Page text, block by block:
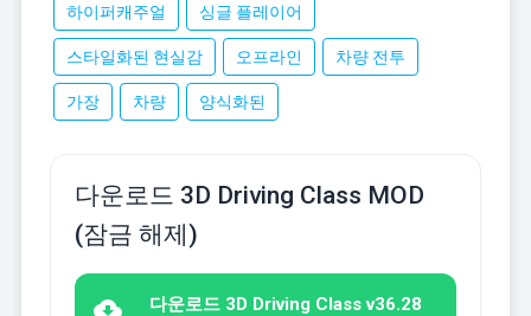
하이퍼캐주얼 싱글 플레이어
스타일화된 현실감 오프라인 차량 전투
가장 차량 양식화된
다운로드 3D Driving Class MOD
(잠금 해제)
다운로드 3D Driving Class v36.28